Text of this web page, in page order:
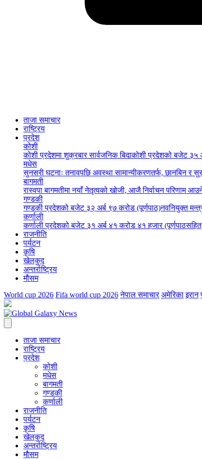
ताजा समाचार
राष्ट्रिय
प्रदेश
कोशी
कोशी प्रदेशमा शुक्रबार सार्वजनिक बिदाकोशी प्रदेशको बजेट ३५
मधेस
सुनसरी घटनाः तनावपछि अवस्था सामान्यीकरणतर्फ, छानबिन र
बागमती
रास्वपा बागमतीमा नयाँ नेतृत्वको खोजी, आजै निर्वाचन परिणाम
गण्डकी
गण्डकी प्रदेशको बजेट ३२ अर्ब ९७ करोड (पूर्णपाठ)नवनियुक्त
कर्णाली
कर्णाली प्रदेशको बजेट ३१ अर्ब ४१ करोड ४१ हजार
राजनीति
पर्यटन
कृषि
खेलकुद
अन्तर्राष्ट्रिय
मौसम
World cup 2026 Fifa world cup 2026 नेपाल समाचार अमेरिका इरान
ताजा समाचार
राष्ट्रिय
प्रदेश
कोशी
मधेस
बागमती
गण्डकी
कर्णाली
राजनीति
पर्यटन
कृषि
खेलकुद
अन्तर्राष्ट्रिय
मौसम